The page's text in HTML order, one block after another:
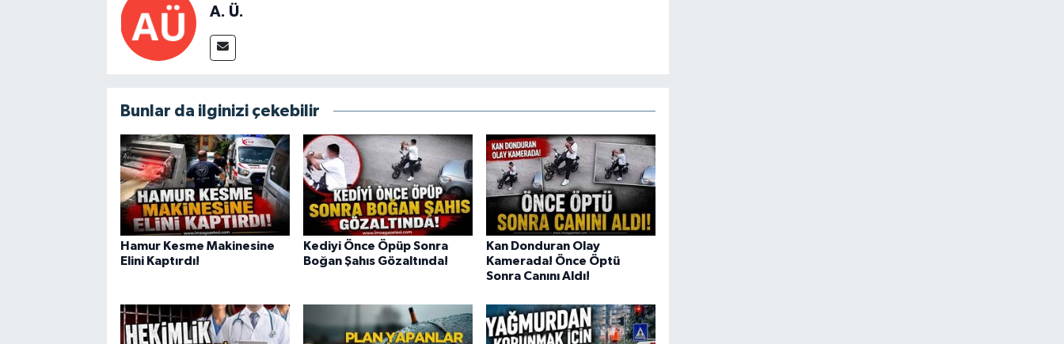
A. Ü.
Bunlar da ilginizi çekebilir
Hamur Kesme Makinesine
Elini Kaptırdı!
Kediyi Önce Öpüp Sonra
Boğan Şahıs Gözaltında!
Kan Donduran Olay
Kamerada! Önce Öptü
Sonra Canını Aldı!